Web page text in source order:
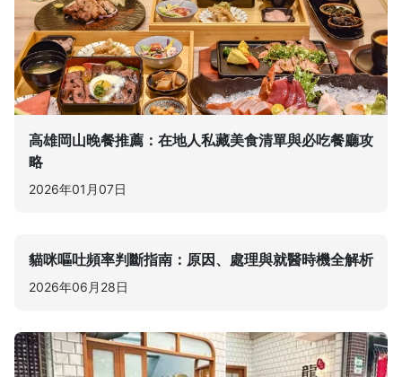
高雄岡山晚餐推薦：在地人私藏美食清單與必吃餐廳攻
略
2026年01月07日
貓咪嘔吐頻率判斷指南：原因、處理與就醫時機全解析
2026年06月28日